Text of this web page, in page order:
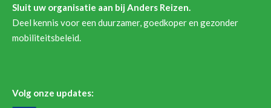
Sluit uw organisatie aan bij Anders Reizen.
Deel kennis voor een duurzamer, goedkoper en gezonder
mobiliteitsbeleid.
Volg onze updates: